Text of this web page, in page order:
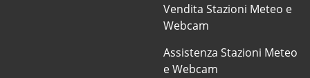
Vendita Stazioni Meteo e
Webcam
Assistenza Stazioni Meteo
e Webcam